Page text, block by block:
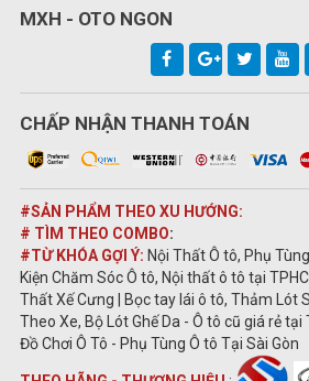
MXH - OTO NGON
CHẤP NHẬN THANH TOÁN
#SẢN PHẨM THEO XU HƯỚNG:
# TÌM THEO COMBO:
#TỪ KHÓA GỢI Ý: Nội Thất Ô tô, Phụ
Kiện Chăm Sóc Ô tô, Nội thất ô tô tại
Thất Xế Cưng | Bọc tay lái ô tô, Thảm Lót
Theo Xe, Bộ Lót Ghế Da - Ô tô cũ giá rẻ tại
Đồ Chơi Ô Tô - Phụ Tùng Ô tô Tại Sài Gòn